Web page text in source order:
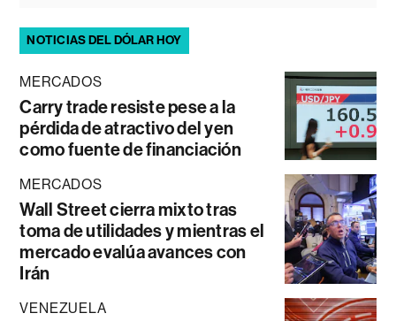
NOTICIAS DEL DÓLAR HOY
MERCADOS
Carry trade resiste pese a la
pérdida de atractivo del yen
como fuente de financiación
MERCADOS
Wall Street cierra mixto tras
toma de utilidades y mientras el
mercado evalúa avances con
Irán
VENEZUELA